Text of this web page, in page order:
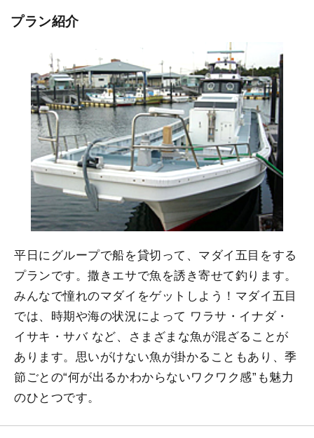
プラン紹介
平日にグループで船を貸切って、マダイ五目をする
プランです。撒きエサで魚を誘き寄せて釣ります。
みんなで憧れのマダイをゲットしよう！マダイ五目
では、時期や海の状況によって ワラサ・イナダ・
イサキ・サバ など、さまざまな魚が混ざることが
あります。思いがけない魚が掛かることもあり、季
節ごとの“何が出るかわからないワクワク感”も魅力
のひとつです。